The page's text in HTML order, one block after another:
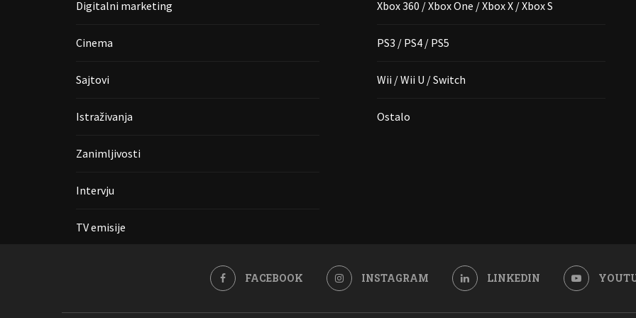
Digitalni marketing
Cinema
Sajtovi
Istraživanja
Zanimljivosti
Intervju
TV emisije
Xbox 360 / Xbox One / Xbox X / Xbox S
PS3 / PS4 / PS5
Wii / Wii U / Switch
Ostalo
FACEBOOK INSTAGRAM LINKEDIN